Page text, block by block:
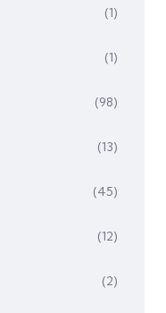
(1)
(1)
(98)
(13)
(45)
(12)
(2)